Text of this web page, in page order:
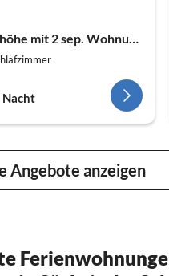
FHS Panoramahöhe mit 2 sep. Wohnung
Nacht
Angebote anzeigen